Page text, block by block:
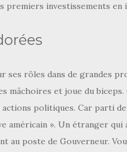
premiers investissements en
ses rôles dans de grandes
mâchoires et joue du biceps.
politiques. Car parti
américain ». Un étranger
au poste de Gouverneur.